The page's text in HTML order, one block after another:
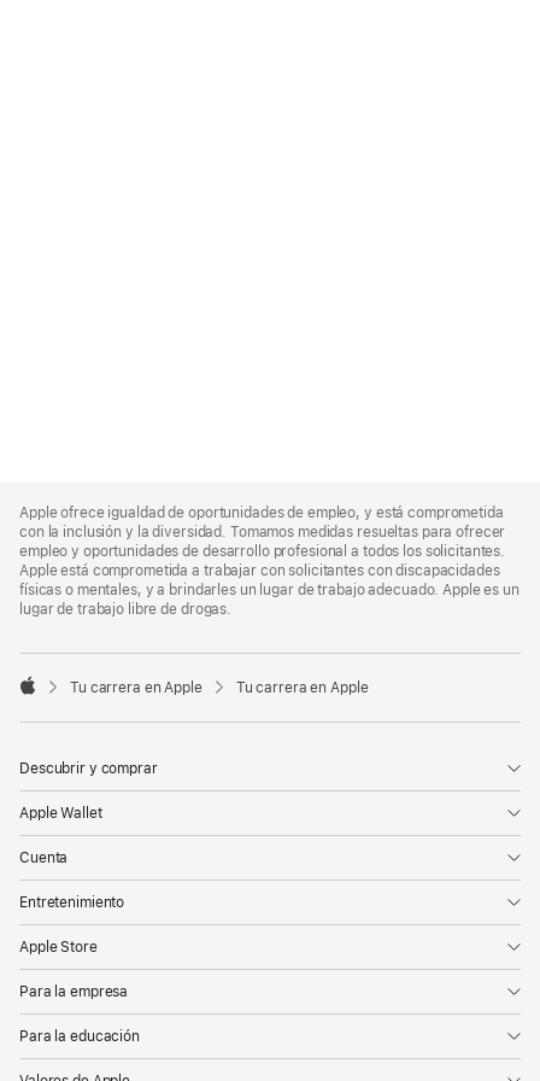
Footer
Apple ofrece igualdad de oportunidades de empleo, y está comprometida
con la inclusión y la diversidad. Tomamos medidas resueltas para ofrecer
empleo y oportunidades de desarrollo profesional a todos los solicitantes.
Apple está comprometida a trabajar con solicitantes con discapacidades
físicas o mentales, y a brindarles un lugar de trabajo adecuado. Apple es un
lugar de trabajo libre de drogas.

Tu carrera en Apple Tu carrera en Apple
Descubrir y comprar
Apple Wallet
Cuenta
Entretenimiento
Apple Store
Para la empresa
Para la educación